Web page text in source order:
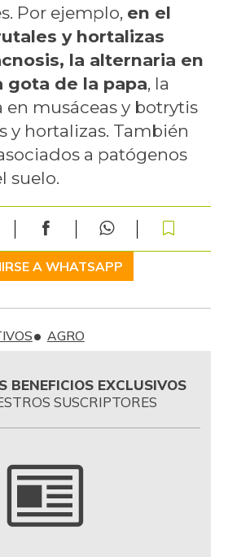
Por ejemplo, en el
y hortalizas
la alternaria en
gota de la papa, la
en musáceas y botrytis
y hortalizas. También
a patógenos
suelo.
A WHATSAPP
AGRO
BENEFICIOS EXCLUSIVOS
SUSCRIPTORES